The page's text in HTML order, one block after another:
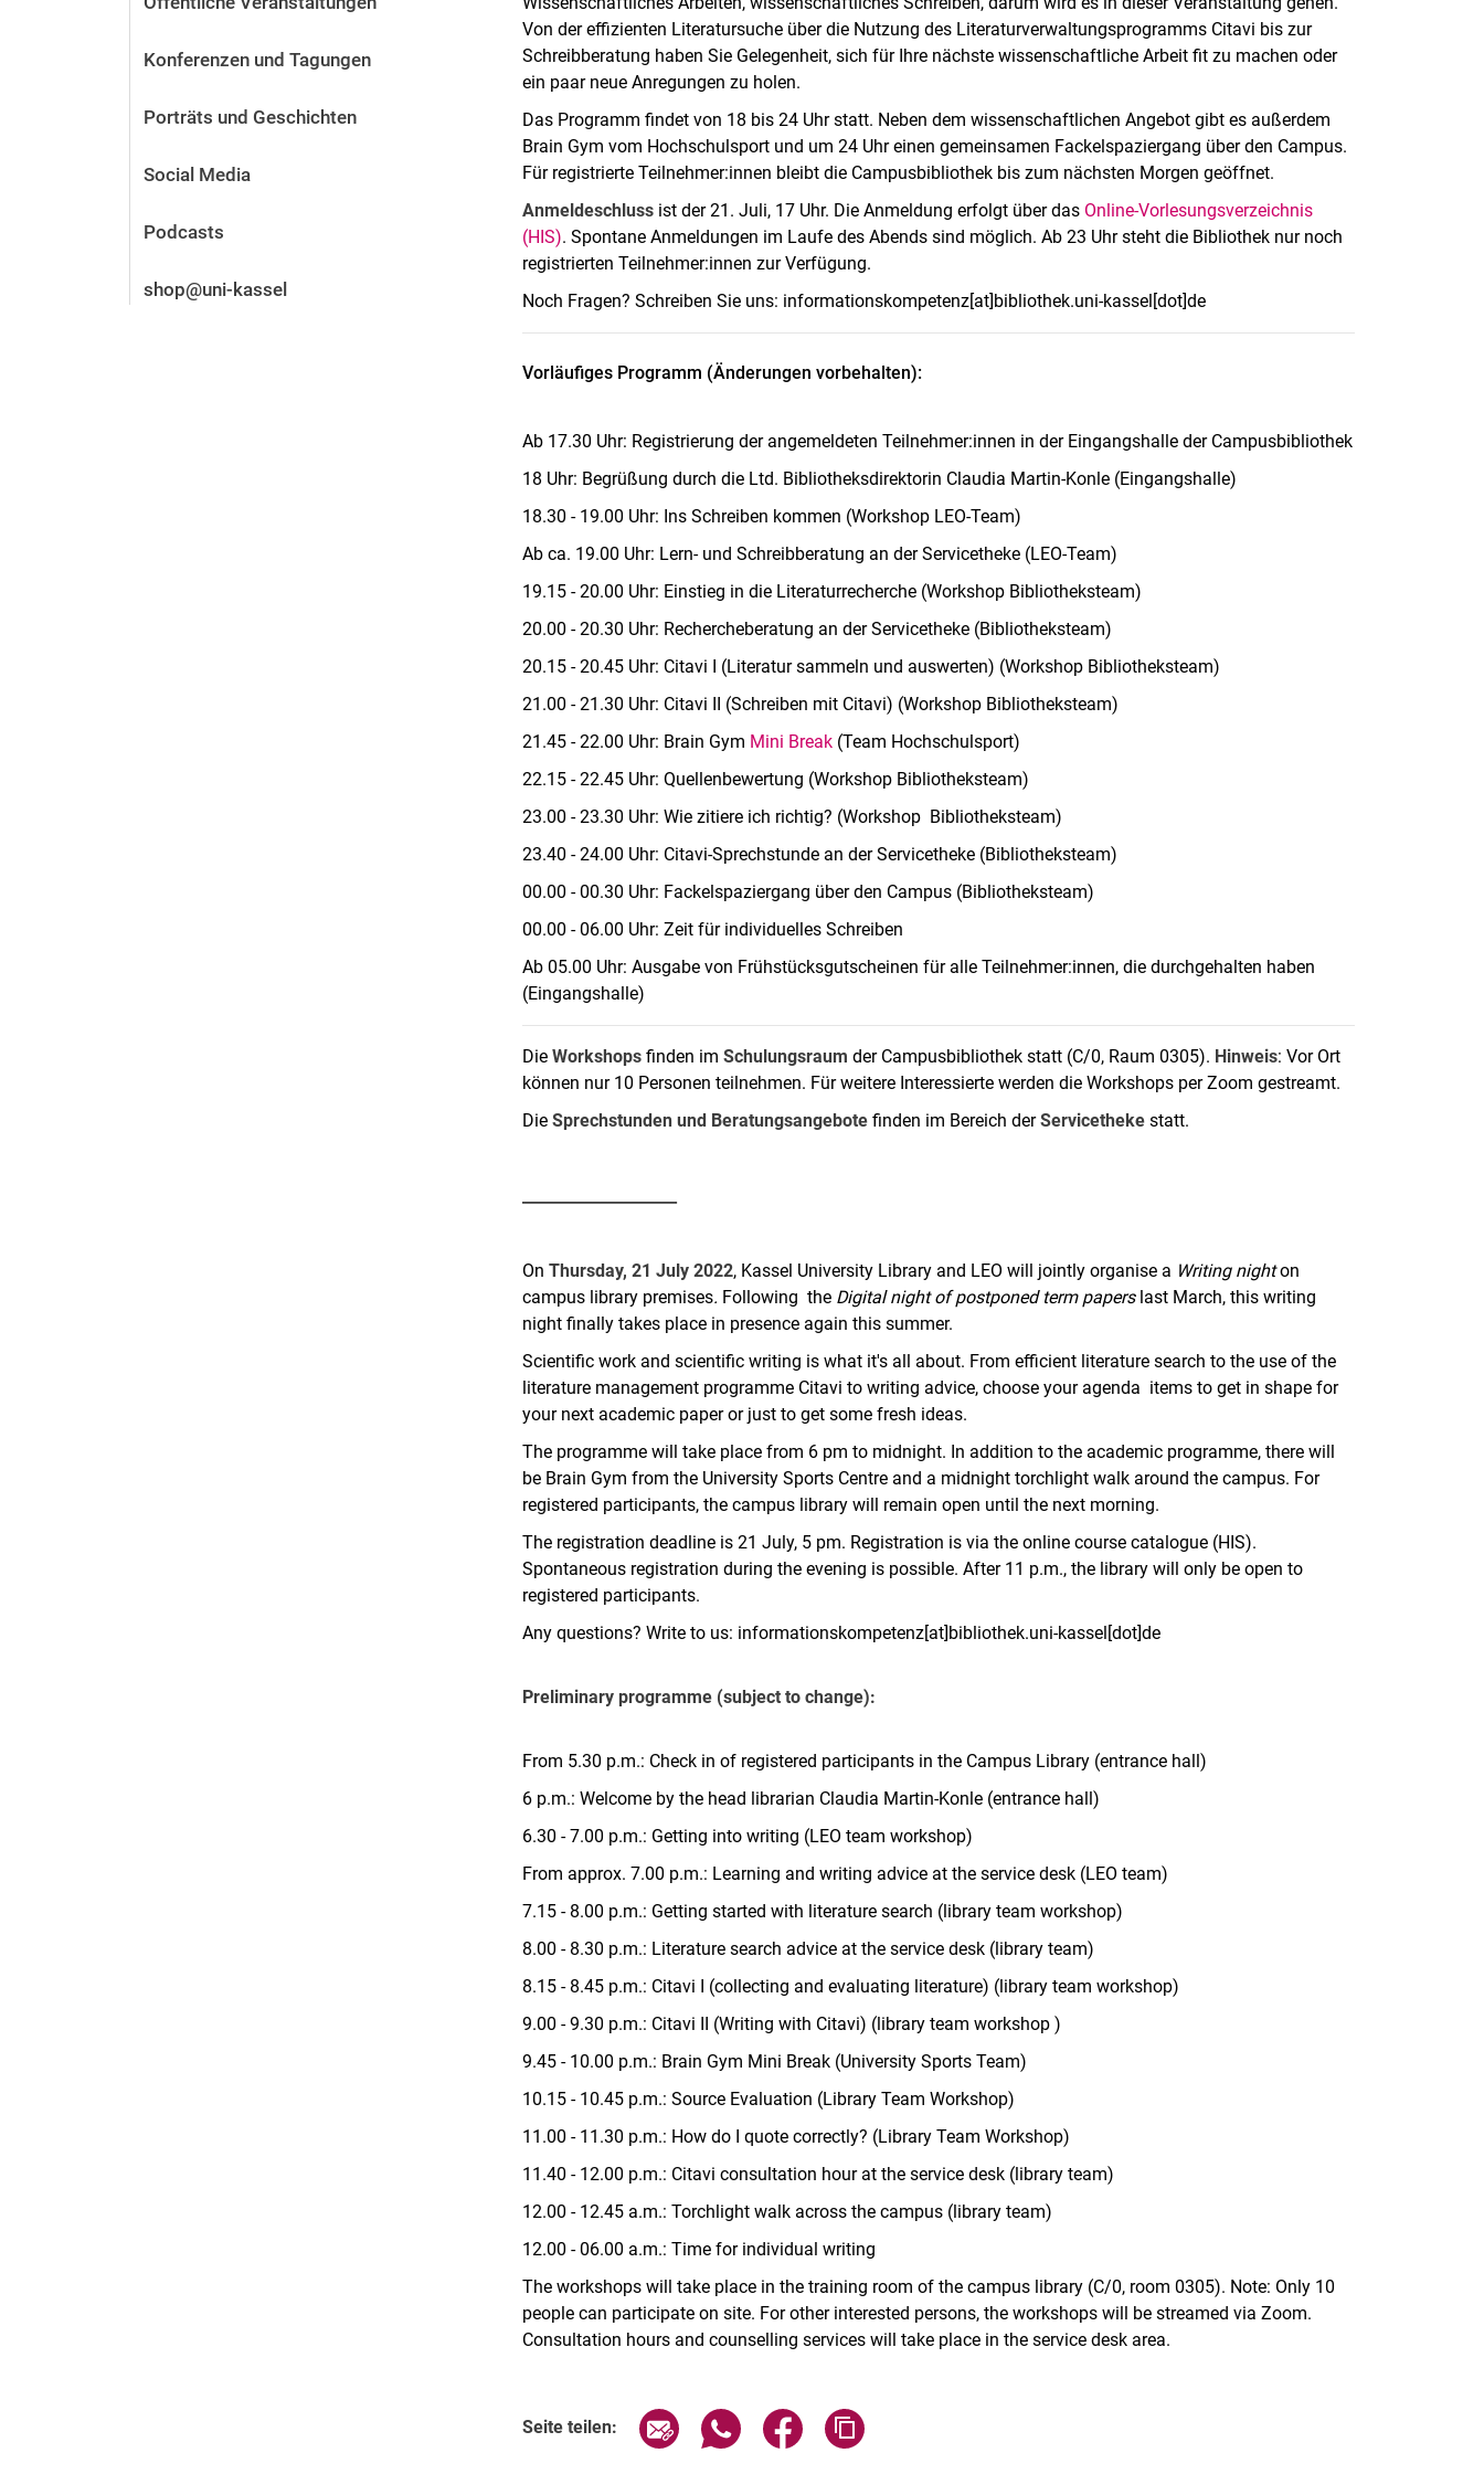
Stellenangebote
Alum­ni und Freunde
Kontakt und Standorte
Konferenzen und Tagungen
Porträts und Geschichten
Social Media
Podcasts
shop@uni-kassel
Von der effizienten Literatursuche über die Nutzung des Literaturverwaltungsprogramms Citavi bis zur
Schreibberatung haben Sie Gelegenheit, sich für Ihre nächste wissenschaftliche Arbeit fit zu machen oder
ein paar neue Anregungen zu holen.
Das Programm findet von 18 bis 24 Uhr statt. Neben dem wissenschaftlichen Angebot gibt es außerdem
Brain Gym vom Hochschulsport und um 24 Uhr einen gemeinsamen Fackelspaziergang über den Campus.
Für registrierte Teilnehmer:innen bleibt die Campusbibliothek bis zum nächsten Morgen geöffnet.
Anmeldeschluss ist der 21. Juli, 17 Uhr. Die Anmeldung erfolgt über das Online-Vorlesungsverzeichnis
(HIS). Spontane Anmeldungen im Laufe des Abends sind möglich. Ab 23 Uhr steht die Bibliothek nur noch
registrierten Teilnehmer:innen zur Verfügung.
Noch Fragen? Schreiben Sie uns: informationskompetenz[at]bibliothek.uni-kassel[dot]de
Vorläufiges Programm (Änderungen vorbehalten):
Ab 17.30 Uhr: Registrierung der angemeldeten Teilnehmer:innen in der Eingangshalle der Campusbibliothek
18 Uhr: Begrüßung durch die Ltd. Bibliotheksdirektorin Claudia Martin-Konle (Eingangshalle)
18.30 - 19.00 Uhr: Ins Schreiben kommen (Workshop LEO-Team)
Ab ca. 19.00 Uhr: Lern- und Schreibberatung an der Servicetheke (LEO-Team)
19.15 - 20.00 Uhr: Einstieg in die Literaturrecherche (Workshop Bibliotheksteam)
20.00 - 20.30 Uhr: Rechercheberatung an der Servicetheke (Bibliotheksteam)
20.15 - 20.45 Uhr: Citavi I (Literatur sammeln und auswerten) (Workshop Bibliotheksteam)
21.00 - 21.30 Uhr: Citavi II (Schreiben mit Citavi) (Workshop Bibliotheksteam)
21.45 - 22.00 Uhr: Brain Gym Mini Break (Team Hochschulsport)
22.15 - 22.45 Uhr: Quellenbewertung (Workshop Bibliotheksteam)
23.00 - 23.30 Uhr: Wie zitiere ich richtig? (Workshop Bibliotheksteam)
23.40 - 24.00 Uhr: Citavi-Sprechstunde an der Servicetheke (Bibliotheksteam)
00.00 - 00.30 Uhr: Fackelspaziergang über den Campus (Bibliotheksteam)
00.00 - 06.00 Uhr: Zeit für individuelles Schreiben
Ab 05.00 Uhr: Ausgabe von Frühstücksgutscheinen für alle Teilnehmer:innen, die durchgehalten haben
(Eingangshalle)
DieWorkshops finden imSchulungsraum der Campusbibliothek statt (C/0, Raum 0305). Hinweis: Vor Ort
können nur 10 Personen teilnehmen. Für weitere Interessierte werden die Workshops per Zoom gestreamt.
DieSprechstunden und Beratungsangebote finden im Bereich derServicetheke statt.
OnThursday, 21 July 2022, Kassel University Library and LEO will jointly organise a Writing nighton
campus library premises. Following the Digital night of postponed term papers last March, this writing
night finally takes place in presence again this summer.
Scientific work and scientific writing is what it's all about. From efficient literature search to the use of the
literature management programme Citavi to writing advice, choose your agenda items to get in shape for
your next academic paper or just to get some fresh ideas.
The programme will take place from 6 pm to midnight. In addition to the academic programme, there will
be Brain Gym from the University Sports Centre and a midnight torchlight walk around the campus. For
registered participants, the campus library will remain open until the next morning.
The registration deadline is 21 July, 5 pm. Registration is via the online course catalogue (HIS).
Spontaneous registration during the evening is possible. After 11 p.m., the library will only be open to
registered participants.
Any questions? Write to us: informationskompetenz[at]bibliothek.uni-kassel[dot]de
Preliminary programme (subject to change):
From 5.30 p.m.: Check in of registered participants in the Campus Library (entrance hall)
6 p.m.: Welcome by the head librarian Claudia Martin-Konle (entrance hall)
6.30 - 7.00 p.m.: Getting into writing (LEO team workshop)
From approx. 7.00 p.m.: Learning and writing advice at the service desk (LEO team)
7.15 - 8.00 p.m.: Getting started with literature search (library team workshop)
8.00 - 8.30 p.m.: Literature search advice at the service desk (library team)
8.15 - 8.45 p.m.: Citavi I (collecting and evaluating literature) (library team workshop)
9.00 - 9.30 p.m.: Citavi II (Writing with Citavi) (library team workshop )
9.45 - 10.00 p.m.: Brain Gym Mini Break (University Sports Team)
10.15 - 10.45 p.m.: Source Evaluation (Library Team Workshop)
11.00 - 11.30 p.m.: How do I quote correctly? (Library Team Workshop)
11.40 - 12.00 p.m.: Citavi consultation hour at the service desk (library team)
12.00 - 12.45 a.m.: Torchlight walk across the campus (library team)
12.00 - 06.00 a.m.: Time for individual writing
The workshops will take place in the training room of the campus library (C/0, room 0305). Note: Only 10
people can participate on site. For other interested persons, the workshops will be streamed via Zoom.
Consultation hours and counselling services will take place in the service desk area.
Seite teilen: Seite über E-Mail teilen
Seite über WhatsApp teilen (externer Link, öffnet neues Fenster)
Seite über Facebook teilen (externer Link, öffnet neues Fenster)